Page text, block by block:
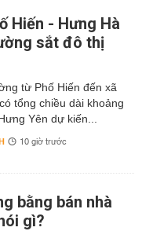
Hiến - Hưng Hà
sắt đô thị
từ Phố Hiến đến xã
tổng chiều dài khoảng
Yên dự kiến...
10 giờ trước
bằng bán nhà
gì?